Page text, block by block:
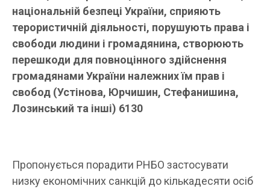
національній безпеці України, сприяють
терористичній діяльності, порушують права і
свободи людини і громадянина, створюють
перешкоди для повноцінного здійснення
громадянами України належних їм прав і
свобод (Устінова, Юрчишин, Стефанишина,
Лозинський та інші) 6130
Пропонується порадити РНБО застосувати
низку економічних санкцій до кількадесяти осіб